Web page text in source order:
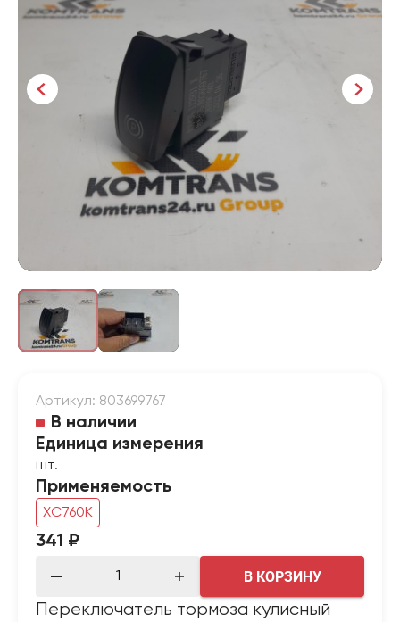
Артикул: 803699767
В наличии
Единица измерения
шт.
Применяемость
XC760K
341 ₽
В КОРЗИНУ
Переключатель тормоза кулисный